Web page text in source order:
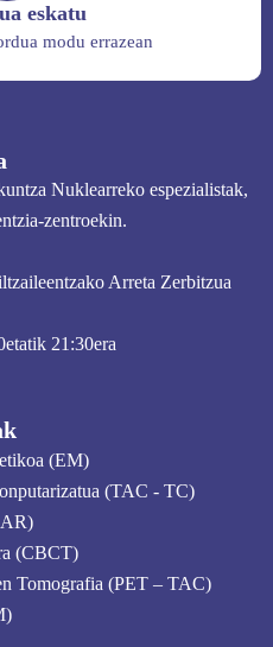
eskatu
modu errazean
Nuklearreko espezialistak,
zentroekin.
Arreta Zerbitzua
21:30era
(EM)
(TAC - TC)
(CBCT)
Tomografia (PET – TAC)